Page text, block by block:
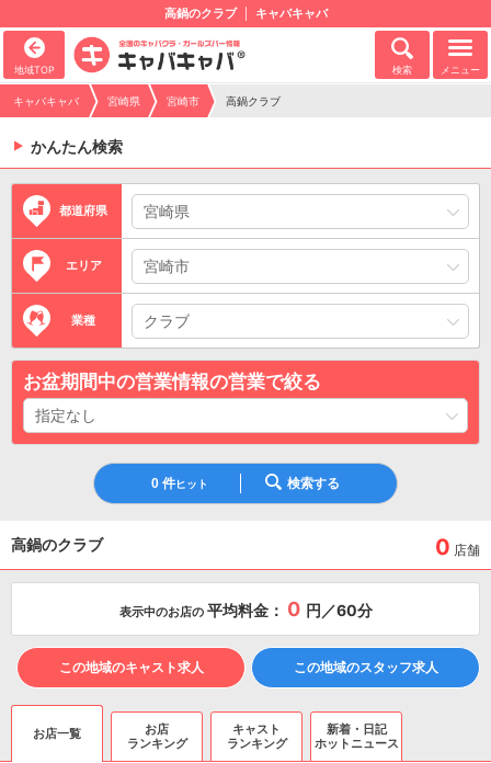
高鍋のクラブ キャバキャバ
地域TOP 検索 メニュー
キャバキャバ 宮崎県 宮崎市 高鍋クラブ
かんたん検索
都道府県
エリア
業種
お盆期間中の営業情報の営業で絞る
0 件ヒット 検索する
高鍋のクラブ 0 店舗
表示中のお店の 平均料金： 0 円／60分
この地域のキャスト求人 この地域のスタッフ求人
お店一覧
お店
ランキング
キャスト
ランキング
新着・日記
ホットニュース